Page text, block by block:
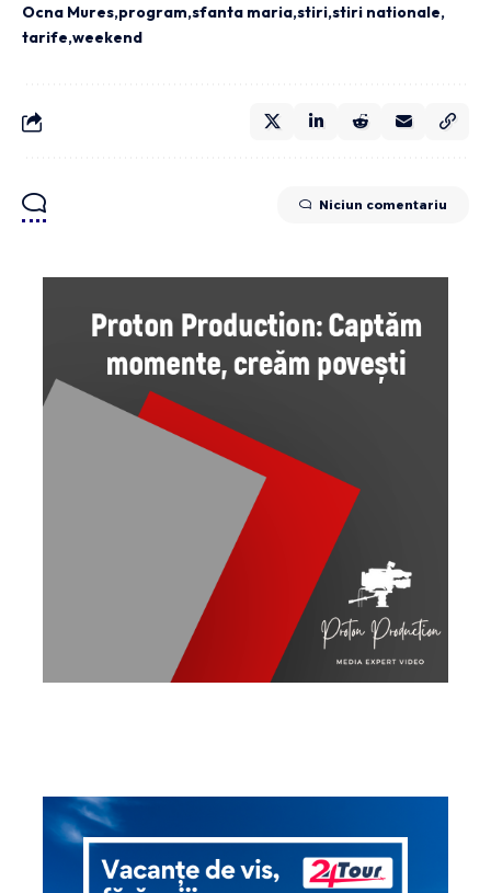
Ocna Mures program sfanta maria stiri stiri nationale
tarife weekend
Niciun comentariu